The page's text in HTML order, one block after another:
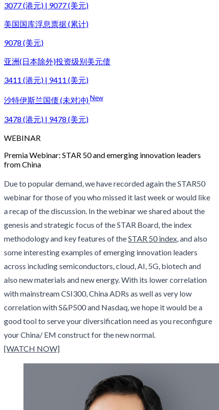
3077 (港元) | 9077 (美元)
美国国库浮息票据 (累计)
9078 (美元)
亚洲(日本除外)投资级别美元债
3411 (港元) | 9411 (美元)
沙特伊斯兰国债 (未对冲)New
3478 (港元) | 9478 (美元)
WEBINAR
Premia Webinar: STAR 50 and emerging innovation leaders
from China
Due to popular demand, we have recorded again the STAR50
webinar for those of you who missed it last week or would like
a recap of the discussion. In the webinar we shared about the
genesis and strategic focus of the STAR Board, the index
methodology and key features of theSTAR 50 index , and also
some interesting examples of emerging innovation leaders
across including semiconductors, cloud, AI, 5G, biotech and
also new materials and new energy. With its lower correlation
with mainstream CSI300, China ADRs as well as very low
correlation with S&P500 and Nasdaq, we hope it would be a
good tool to serve your diversification need as you reconfigure
your China/ EM construct for the new normal.
[WATCH NOW]